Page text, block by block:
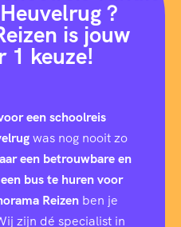
?
is jouw
1 keuze!
een schoolreis
was nog nooit zo
een betrouwbare en
bus te huren voor
Reizen ben je
zijn dé specialist in